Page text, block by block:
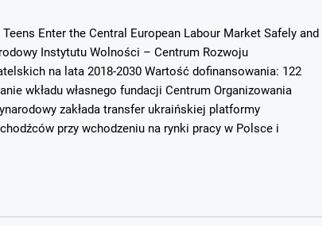
Enter the Central European Labour Market Safely and
Instytutu Wolności – Centrum Rozwoju
na lata 2018-2030 Wartość dofinansowania: 122
wkładu własnego fundacji Centrum Organizowania
zakłada transfer ukraińskiej platformy
przy wchodzeniu na rynki pracy w Polsce i